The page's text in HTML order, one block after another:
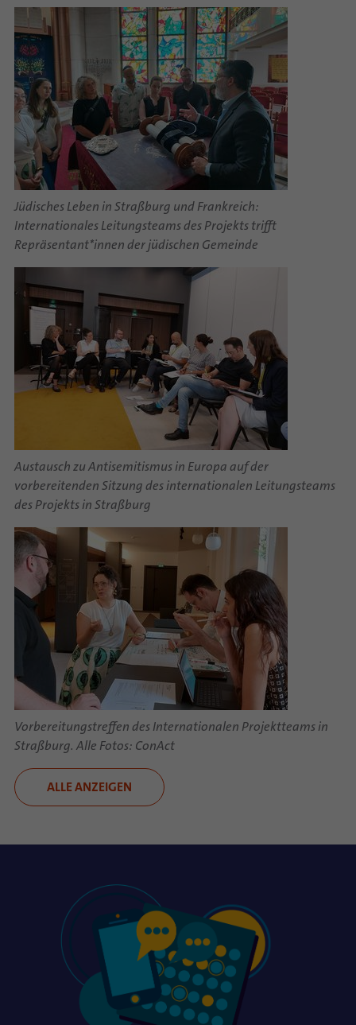
Jüdisches Leben in Straßburg und Frankreich:
Internationales Leitungsteams des Projekts trifft
Repräsentant*innen der jüdischen Gemeinde
Austausch zu Antisemitismus in Europa auf der
vorbereitenden Sitzung des internationalen Leitungsteams
des Projekts in Straßburg
Vorbereitungstreffen des Internationalen Projektteams in
Straßburg. Alle Fotos: ConAct
ALLE ANZEIGEN